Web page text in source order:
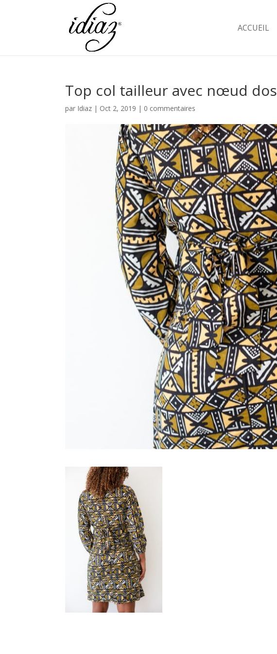
ACCUEIL
Top col tailleur avec nœud dos
par Idiaz | Oct 2, 2019 | 0 commentaires